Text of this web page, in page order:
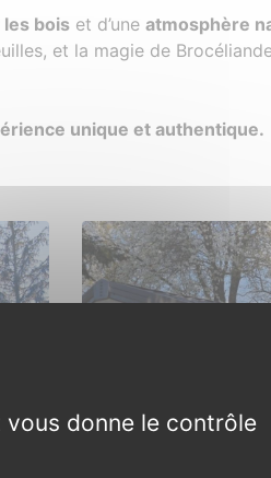
bois et d’une atmosphère
et la magie de
unique et authentique.
vous donne le contrôle